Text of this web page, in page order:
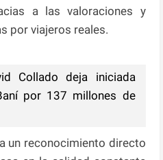
a las valoraciones y
por viajeros reales.
Collado deja iniciada
por 137 millones de
un reconocimiento directo